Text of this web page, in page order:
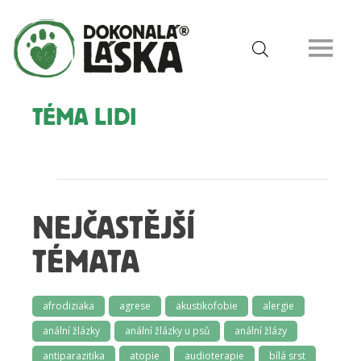
TÉMA LIDI
NEJČASTĚJŠÍ
TÉMATA
afrodiziaka agrese akustikofobie
alergie
anální žlázky
anální žlázky u psů
anální žlázy
antiparazitika
atopie audioterapie
bílá srst